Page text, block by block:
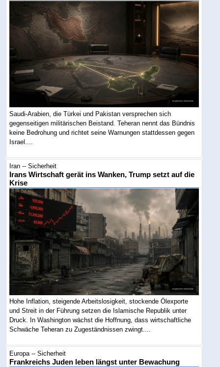
Saudi-Arabien, die Türkei und Pakistan versprechen sich
gegenseitigen militärischen Beistand. Teheran nennt das Bündnis
keine Bedrohung und richtet seine Warnungen stattdessen gegen
Israel....
Iran -- Sicherheit
Irans Wirtschaft gerät ins Wanken, Trump setzt auf die
Krise
Hohe Inflation, steigende Arbeitslosigkeit, stockende Ölexporte
und Streit in der Führung setzen die Islamische Republik unter
Druck. In Washington wächst die Hoffnung, dass wirtschaftliche
Schwäche Teheran zu Zugeständnissen zwingt....
Europa -- Sicherheit
Frankreichs Juden leben längst unter Bewachung